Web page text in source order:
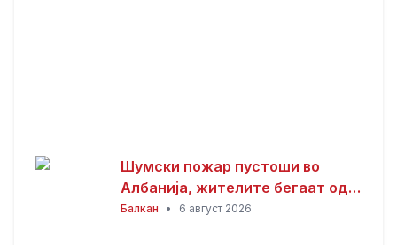
Шумски пожар пустоши во
Албанија, жителите бегаат од
домовите
Балкан • 6 август 2026